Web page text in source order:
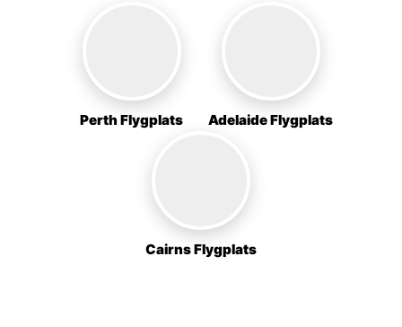
Perth Flygplats Adelaide Flygplats
Cairns Flygplats